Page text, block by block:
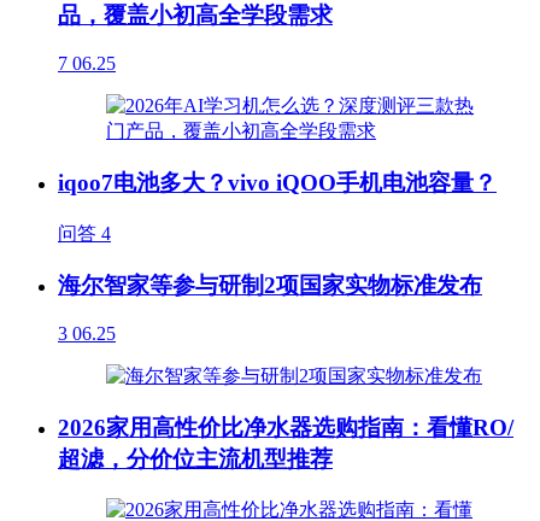
品，覆盖小初高全学段需求
7 06.25
iqoo7电池多大？vivo iQOO手机电池容量？
问答 4
海尔智家等参与研制2项国家实物标准发布
3 06.25
2026家用高性价比净水器选购指南：看懂RO/
超滤，分价位主流机型推荐